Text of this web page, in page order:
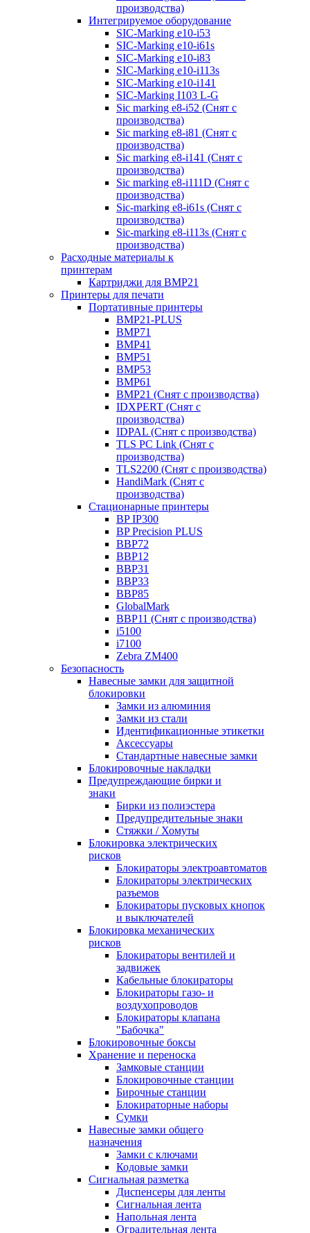
производства)
Интегрируемое оборудование
SIC-Marking e10-i53
SIC-Marking e10-i61s
SIC-Marking e10-i83
SIC-Marking e10-i113s
SIC-Marking e10-i141
SIC-Marking I103 L-G
Sic marking e8-i52 (Снят с
производства)
Sic marking e8-i81 (Снят с
производства)
Sic marking e8-i141 (Снят с
производства)
Sic marking e8-i111D (Снят с
производства)
Sic-marking e8-i61s (Снят с
производства)
Sic-marking e8-i113s (Снят с
производства)
Расходные материалы к
принтерам
Картриджи для BMP21
Принтеры для печати
Портативные принтеры
BMP21-PLUS
BMP71
BMP41
BMP51
BMP53
BMP61
BMP21 (Снят с производства)
IDXPERT (Снят с
производства)
IDPAL (Снят с производства)
TLS PC Link (Снят с
производства)
TLS2200 (Снят с производства)
HandiMark (Снят с
производства)
Стационарные принтеры
BP IP300
BP Precision PLUS
BBP72
BBP12
BBP31
BBP33
BBP85
GlobalMark
BBP11 (Снят с производства)
i5100
i7100
Zebra ZM400
Безопасность
Навесные замки для защитной
блокировки
Замки из алюминия
Замки из стали
Идентификационные этикетки
Аксессуары
Стандартные навесные замки
Блокировочные накладки
Предупреждающие бирки и
знаки
Бирки из полиэстера
Предупредительные знаки
Стяжки / Хомуты
Блокировка электрических
рисков
Блокираторы электроавтоматов
Блокираторы электрических
разъемов
Блокираторы пусковых кнопок
и выключателей
Блокировка механических
рисков
Блокираторы вентилей и
задвижек
Кабельные блокираторы
Блокираторы газо- и
воздухопроводов
Блокираторы клапана
"Бабочка"
Блокировочные боксы
Хранение и переноска
Замковые станции
Блокировочные станции
Бирочные станции
Блокираторные наборы
Сумки
Навесные замки общего
назначения
Замки с ключами
Кодовые замки
Сигнальная разметка
Диспенсеры для ленты
Сигнальная лента
Напольная лента
Оградительная лента